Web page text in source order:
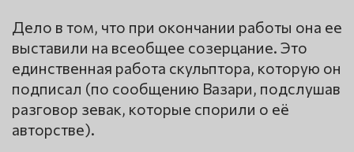
Дело в том, что при окончании работы она ее
выставили на всеобщее созерцание. Это
единственная работа скульптора, которую он
подписал (по сообщению Вазари, подслушав
разговор зевак, которые спорили о её
авторстве).